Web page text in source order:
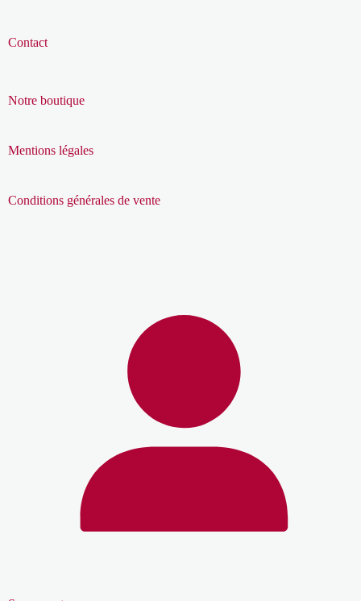
Contact
Notre boutique
Mentions légales
Conditions générales de vente